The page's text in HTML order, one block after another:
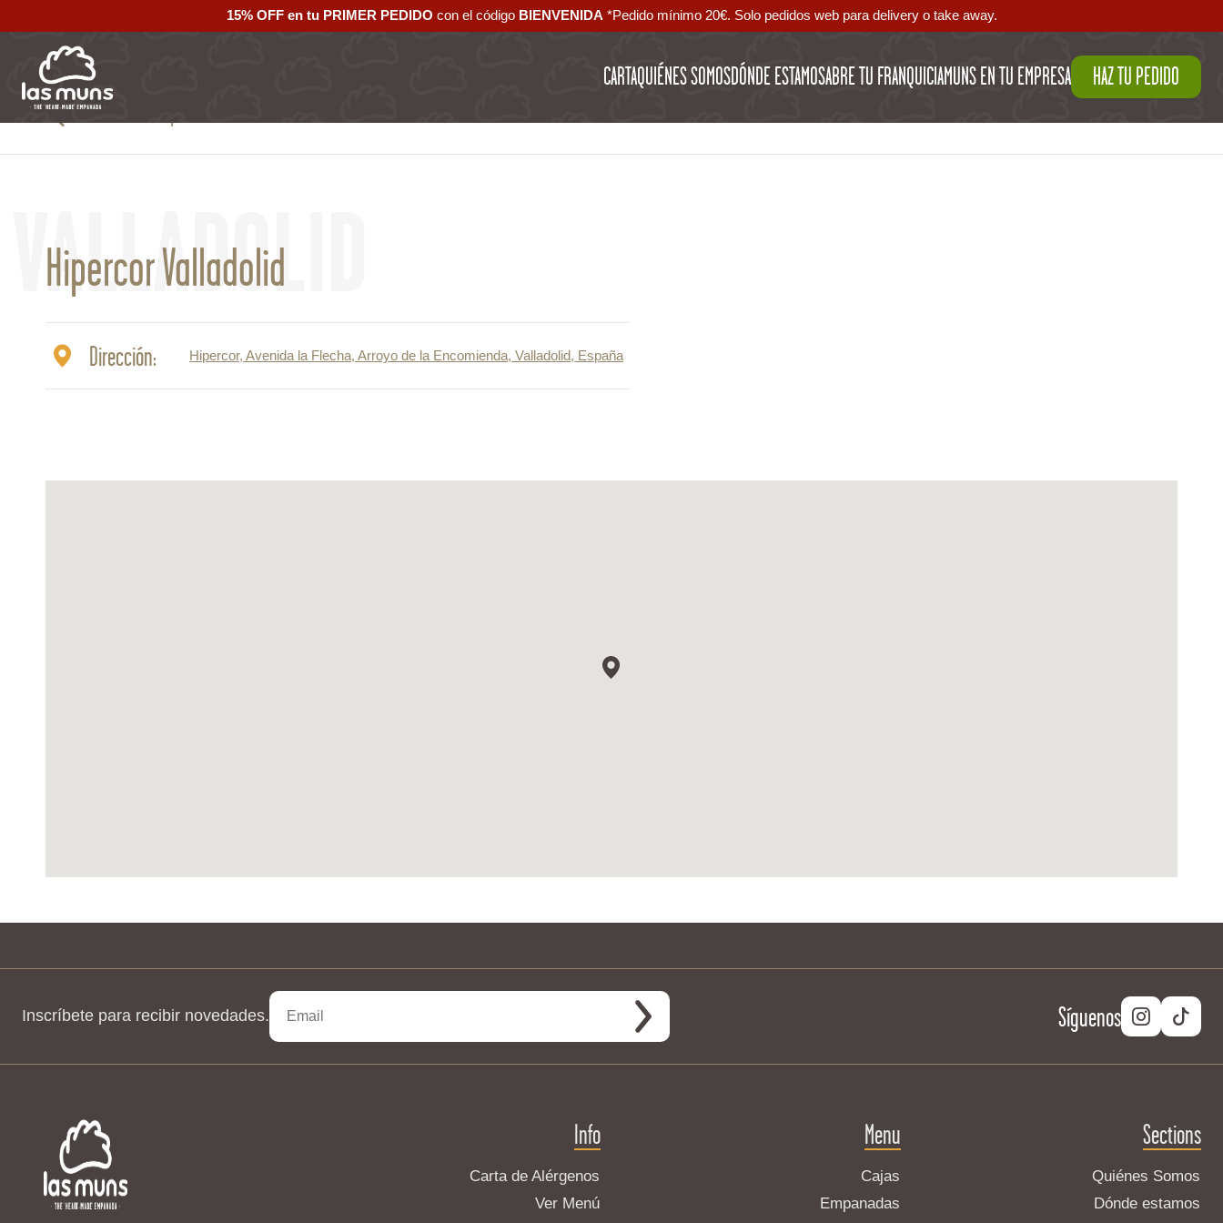
15% OFF en tu PRIMER PEDIDO con el código ‪ BIENVENIDA‬ *Pedido mínimo 20€. Solo pedidos web para delivery o take away.
CARTAQUIÉNES SOMOSDÓNDE ESTAMOSABRE TU FRANQUICIAMUNS EN TU EMPRESA HAZ TU PEDIDO
VALLADOLID
Hipercor Valladolid
Dirección: Hipercor, Avenida la Flecha, Arroyo de la Encomienda, Valladolid, España
Inscríbete para recibir novedades. Síguenos
Info
Carta de Alérgenos
Ver Menú
Menu
Cajas
Empanadas
Sections
Quiénes Somos
Dónde estamos